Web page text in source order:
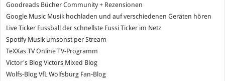
Goodreads Bücher Community + Rezensionen
Google Music Musik hochladen und auf verschiedenen Geräten hören
Live Ticker Fussball
der schnellste Fussi Ticker im Netz
SpotifyMusik umsonst per Stream
TeXXas TVOnline TV-Programm
Victor's Blog Victors Mixed Blog
Wolfs-Blog VfL Wolfsburg Fan-Blog